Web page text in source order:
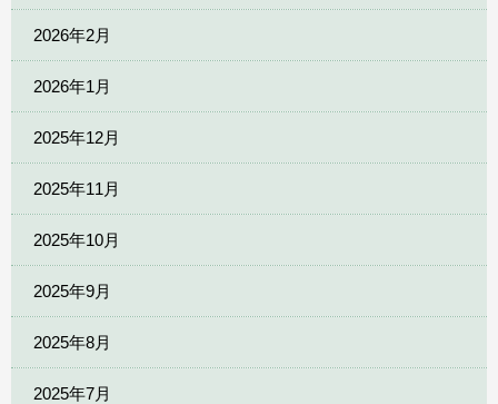
2026年2月
2026年1月
2025年12月
2025年11月
2025年10月
2025年9月
2025年8月
2025年7月